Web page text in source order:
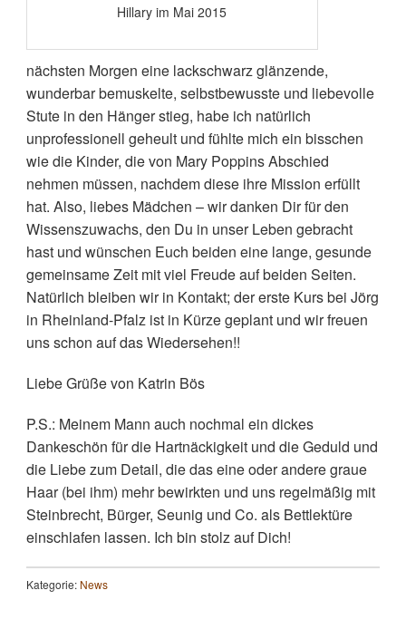
Hillary im Mai 2015
nächsten Morgen eine lackschwarz glänzende,
wunderbar bemuskelte, selbstbewusste und liebevolle
Stute in den Hänger stieg, habe ich natürlich
unprofessionell geheult und fühlte mich ein bisschen
wie die Kinder, die von Mary Poppins Abschied
nehmen müssen, nachdem diese ihre Mission erfüllt
hat. Also, liebes Mädchen – wir danken Dir für den
Wissenszuwachs, den Du in unser Leben gebracht
hast und wünschen Euch beiden eine lange, gesunde
gemeinsame Zeit mit viel Freude auf beiden Seiten.
Natürlich bleiben wir in Kontakt; der erste Kurs bei Jörg
in Rheinland-Pfalz ist in Kürze geplant und wir freuen
uns schon auf das Wiedersehen!!
Liebe Grüße von Katrin Bös
P.S.: Meinem Mann auch nochmal ein dickes
Dankeschön für die Hartnäckigkeit und die Geduld und
die Liebe zum Detail, die das eine oder andere graue
Haar (bei ihm) mehr bewirkten und uns regelmäßig mit
Steinbrecht, Bürger, Seunig und Co. als Bettlektüre
einschlafen lassen. Ich bin stolz auf Dich!
Kategorie: News